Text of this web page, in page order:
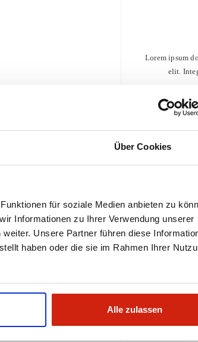
Über Cookies
für soziale Medien anbieten zu
Informationen zu Ihrer Verwendung unserer
Unsere Partner führen diese
haben oder die sie im Rahmen Ihrer
Alle zulassen
Lorem ipsum
elit.
Newsletter
Get all latest
Follow Us